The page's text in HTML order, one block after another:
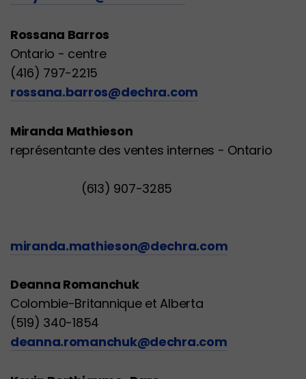
Rossana Barros
Ontario - centre
(416) 797-2215
rossana.barros@dechra.com
Miranda Mathieson
représentante des ventes internes - Ontario
(613) 907-3285
miranda.mathieson@dechra.com
Deanna Romanchuk
Colombie-Britannique et Alberta
(519) 340-1854
deanna.romanchuk@dechra.com